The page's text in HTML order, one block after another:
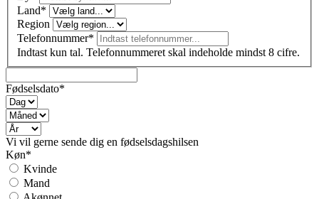
Land*
Region
Telefonnummer*
Indtast kun tal. Telefonnummeret skal indeholde mindst 8 cifre.
Fødselsdato*
Vi vil gerne sende dig en fødselsdagshilsen
Køn*
Kvinde
Mand